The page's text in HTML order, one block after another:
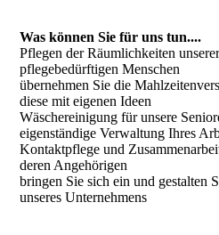
Was können Sie für uns tun....
Pflegen der Räumlichkeiten
pflegebedürftigen Menschen
übernehmen Sie die
diese mit eigenen Ideen
Wäschereinigung für unsere
eigenständige Verwaltung Ihres
Kontaktpflege und
deren Angehörigen
bringen Sie sich ein und gestalten
unseres Unternehmens